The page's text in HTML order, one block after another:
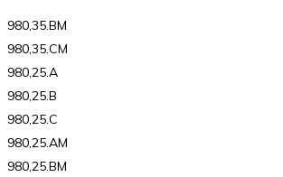
980,35.BM
980,35.CM
980,25.A
980,25.B
980,25.C
980,25.AM
980,25.BM